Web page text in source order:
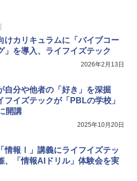
けカリキュラムに「バイブコー
」を導入、ライフイズテック
2026年2月13日
自分や他者の「好き」を深掘
フイズテックが「PBLの学校」
開講
2025年10月20日
情報Ⅰ」講義にライフイズテッ
、「情報AIドリル」体験会を実